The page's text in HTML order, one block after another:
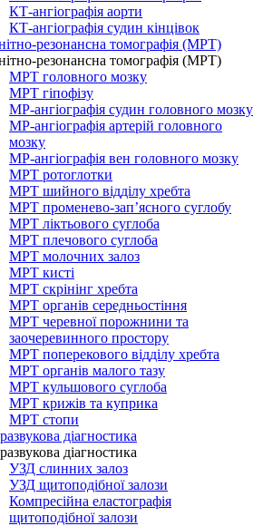
КТ-ангіографія аорти
КТ-ангіографія судин кінцівок
резонансна томографія (МРТ)
резонансна томографія (МРТ)
МРТ головного мозку
МРТ гіпофізу
МР-ангіографія судин головного мозку
МР-ангіографія артерій головного
мозку
МР-ангіографія вен головного мозку
МРТ ротоглотки
МРТ шийного відділу хребта
МРТ променево-зап’ясного суглобу
МРТ ліктьового суглоба
МРТ плечового суглоба
МРТ молочних залоз
МРТ кисті
МРТ скрінінг хребта
МРТ органів середньостіння
МРТ черевної порожнини та
заочеревинного простору
МРТ поперекового відділу хребта
МРТ органів малого тазу
МРТ кульшового суглоба
МРТ крижів та куприка
МРТ стопи
діагностика
діагностика
УЗД слинних залоз
УЗД щитоподібної залози
Компресійна еластографія
щитоподібної залози